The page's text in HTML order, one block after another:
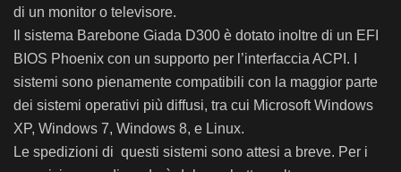
di un monitor o televisore.
Il sistema Barebone Giada D300 è dotato inoltre di un EFI
BIOS Phoenix con un supporto per l’interfaccia ACPI. I
sistemi sono pienamente compatibili con la maggior parte
dei sistemi operativi più diffusi, tra cui Microsoft Windows
XP, Windows 7, Windows 8, e Linux.
Le spedizioni di questi sistemi sono attesi a breve. Per i